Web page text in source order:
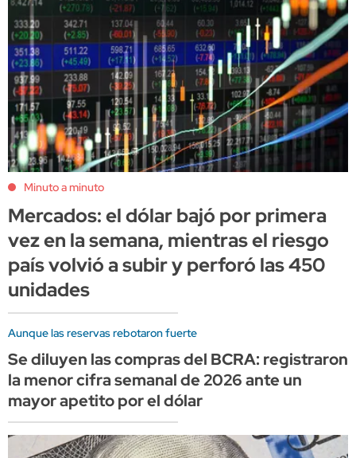
Minuto a minuto
Mercados: el dólar bajó por primera
vez en la semana, mientras el riesgo
país volvió a subir y perforó las 450
unidades
Aunque las reservas rebotaron fuerte
Se diluyen las compras del BCRA: registraron
la menor cifra semanal de 2026 ante un
mayor apetito por el dólar